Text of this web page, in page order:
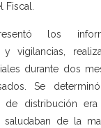
Fiscal.
los
y vigilancias,
durante dos
Se
de distribución era
saludaban de la